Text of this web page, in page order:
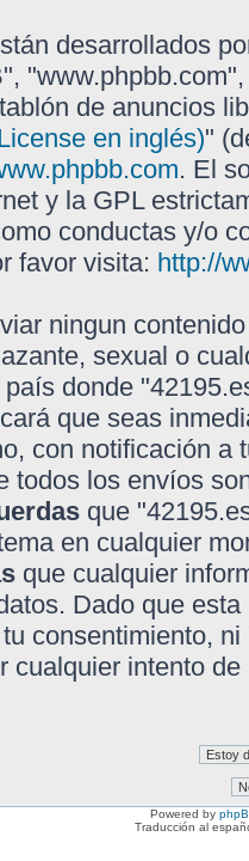
desarrollados
de anuncios
en inglés)"
. El
y la GPL
conductas y/o
favor visita: http://
ningun
sexual o
donde
que seas
con notificación a
todos los envíos
que
en cualquier
que cualquier
Dado que
consentimiento,
cualquier intento
Powered by
Traducción al